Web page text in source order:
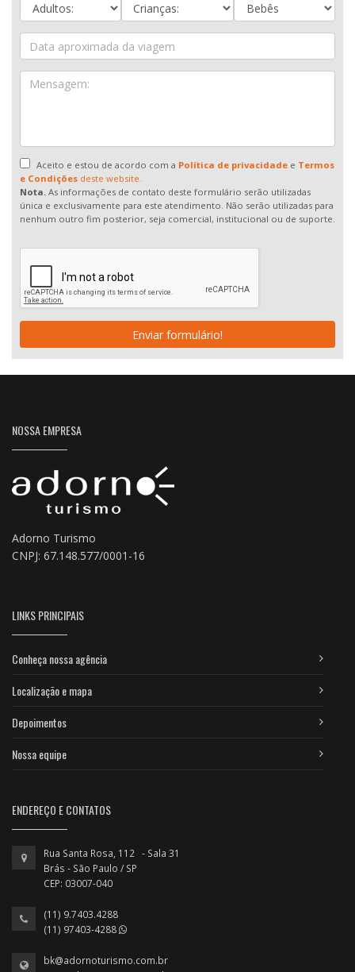
Aceito e estou de acordo com a Política de privacidadee Termos
e Condições deste website.
Nota. As informações de contato deste formulário serão utilizadas
única e exclusivamente para este atendimento. Não serão utilizadas para
nenhum outro fim posterior, seja comercial, institucional ou de suporte.
Enviar formulário!
NOSSA EMPRESA
Adorno Turismo
CNPJ: 67.148.577/0001-16
LINKS PRINCIPAIS
Conheça nossa agência
Localização e mapa
Depoimentos
Nossa equipe
ENDEREÇO E CONTATOS
Rua Santa Rosa, 112 - Sala 31
Brás - São Paulo / SP
CEP: 03007-040
(11) 9.7403.4288
(11) 97403-4288
bk@adornoturismo.com.br